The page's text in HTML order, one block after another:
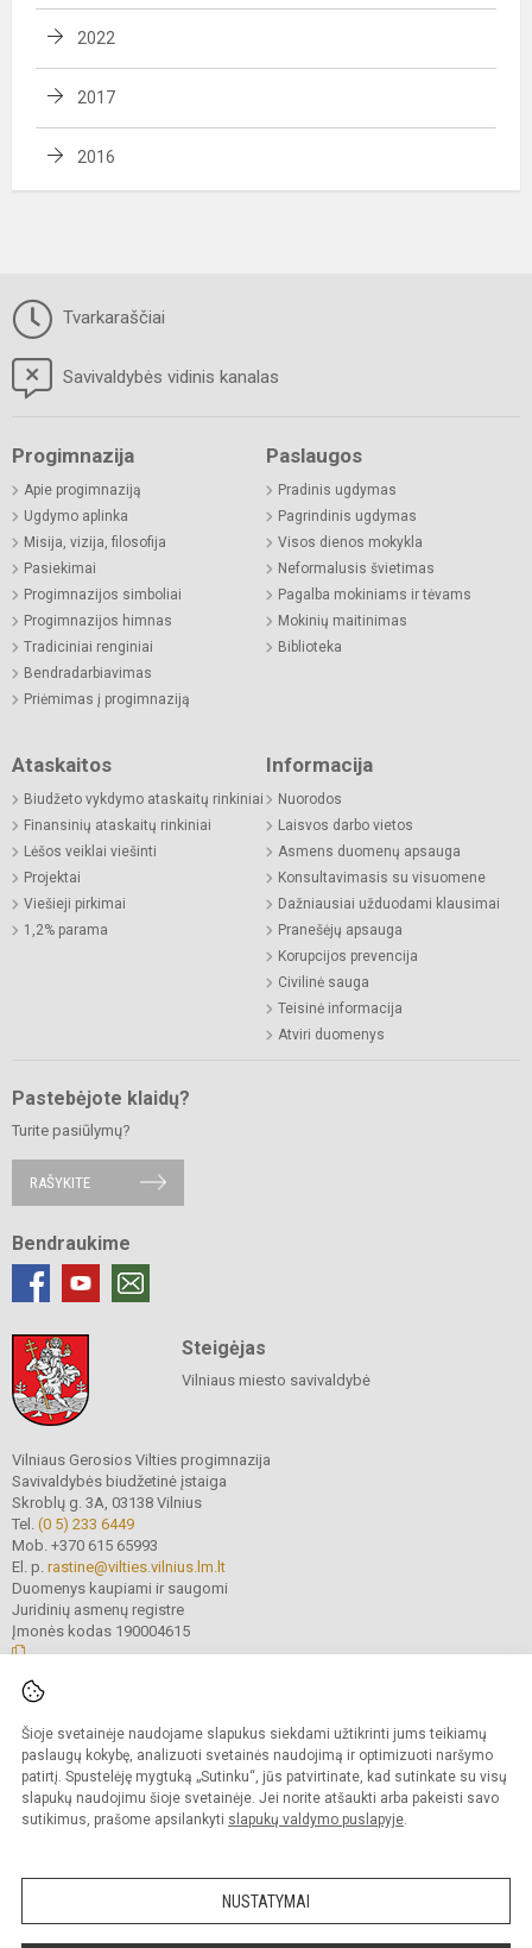
Šioje svetainėje naudojame slapukus siekdami užtikrinti jums teikiamų
paslaugų kokybę, analizuoti svetainės naudojimą ir optimizuoti naršymo
patirtį. Spustelėję mygtuką „Sutinku“, jūs patvirtinate, kad sutinkate su visų
slapukų naudojimu šioje svetainėje. Jei norite atšaukti arba pakeisti savo
sutikimus, prašome apsilankyti slapukų valdymo puslapyje.
NUSTATYMAI
2022
2017
2016
Tvarkaraščiai
Savivaldybės vidinis kanalas
Progimnazija
Apie progimnaziją
Ugdymo aplinka
Misija, vizija, filosofija
Pasiekimai
Progimnazijos simboliai
Progimnazijos himnas
Tradiciniai renginiai
Bendradarbiavimas
Priėmimas į progimnaziją
Paslaugos
Pradinis ugdymas
Pagrindinis ugdymas
Visos dienos mokykla
Neformalusis švietimas
Pagalba mokiniams ir tėvams
Mokinių maitinimas
Biblioteka
Ataskaitos
Biudžeto vykdymo ataskaitų rinkiniai
Finansinių ataskaitų rinkiniai
Lėšos veiklai viešinti
Projektai
Viešieji pirkimai
1,2% parama
Informacija
Nuorodos
Laisvos darbo vietos
Asmens duomenų apsauga
Konsultavimasis su visuomene
Dažniausiai užduodami klausimai
Pranešėjų apsauga
Korupcijos prevencija
Civilinė sauga
Teisinė informacija
Atviri duomenys
Pastebėjote klaidų?
Turite pasiūlymų?
RAŠYKITE
Bendraukime
Steigėjas
Vilniaus miesto savivaldybė
Vilniaus Gerosios Vilties progimnazija
Savivaldybės biudžetinė įstaiga
Skroblų g. 3A, 03138 Vilnius
Tel. (0 5) 233 6449
Mob. +370 615 65993
El. p. rastine@vilties.vilnius.lm.lt
Duomenys kaupiami ir saugomi
Juridinių asmenų registre
Įmonės kodas 190004615
Kopijuoti turinį be raštiško progimnazijos administracijos sutikimo griežtai
draudžiama.
Prieinamumo paraiška Slapukų valdymas
Sumanus būdas atnaujinti